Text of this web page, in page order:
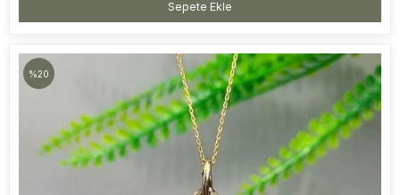
Sepete Ekle
%20